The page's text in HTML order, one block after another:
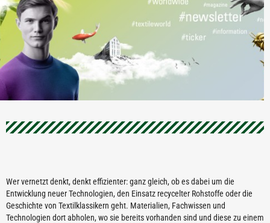
Wer vernetzt denkt, denkt effizienter: ganz gleich, ob es dabei um die
Entwicklung neuer Technologien, den Einsatz recycelter Rohstoffe oder die
Geschichte von Textilklassikern geht. Materialien, Fachwissen und
Technologien dort abholen, wo sie bereits vorhanden sind und diese zu einem